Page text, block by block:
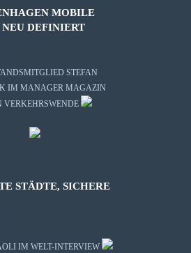
MOBILE
DEFINIERT
STEFAN
IM MANAGER MAGAZIN
VERKEHRSWENDE
STÄDTE, SICHERE
IM WELT-INTERVIEW